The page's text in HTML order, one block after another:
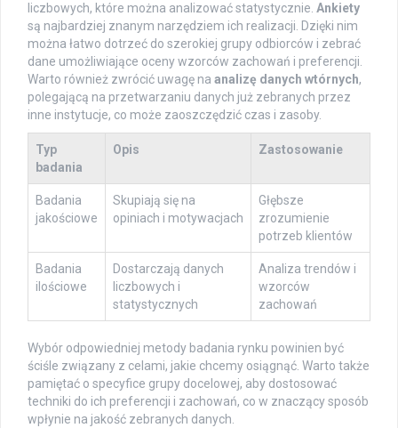
liczbowych, które można analizować statystycznie. Ankiety
są najbardziej znanym narzędziem ich realizacji. Dzięki nim
można łatwo dotrzeć do szerokiej grupy odbiorców i zebrać
dane umożliwiające oceny wzorców zachowań i preferencji.
Warto również zwrócić uwagę na analizę danych wtórnych,
polegającą na przetwarzaniu danych już zebranych przez
inne instytucje, co może zaoszczędzić czas i zasoby.
Typ
badania
Opis Zastosowanie
Badania
jakościowe
Skupiają się na
opiniach i motywacjach
Głębsze
zrozumienie
potrzeb klientów
Badania
ilościowe
Dostarczają danych
liczbowych i
statystycznych
Analiza trendów i
wzorców
zachowań
Wybór odpowiedniej metody badania rynku powinien być
ściśle związany z celami, jakie chcemy osiągnąć. Warto także
pamiętać o specyfice grupy docelowej, aby dostosować
techniki do ich preferencji i zachowań, co w znaczący sposób
wpłynie na jakość zebranych danych.